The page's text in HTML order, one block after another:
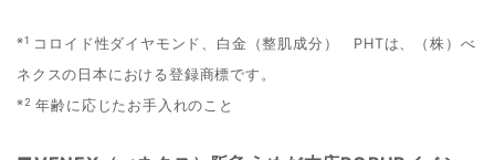
※1 コロイド性ダイヤモンド、白金（整肌成分） PHTは、（株）べ
ネクスの日本における登録商標です。
※2年齢に応じたお手入れのこと